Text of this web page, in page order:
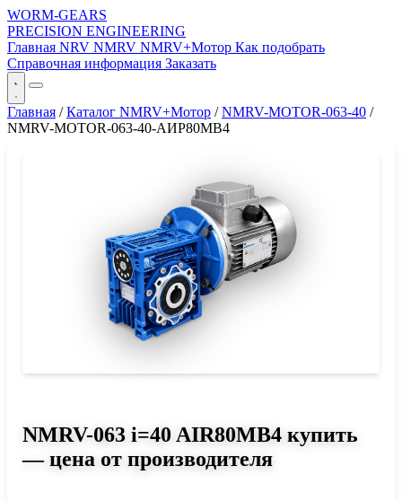
WORM-GEARS
PRECISION ENGINEERING
Главная NRV NMRV NMRV+Мотор Как подобрать
Справочная информация Заказать
Главная / Каталог NMRV+Мотор / NMRV-MOTOR-063-40 /
NMRV-MOTOR-063-40-АИР80MB4
NMRV-063 i=40 AIR80MB4 купить
— цена от производителя